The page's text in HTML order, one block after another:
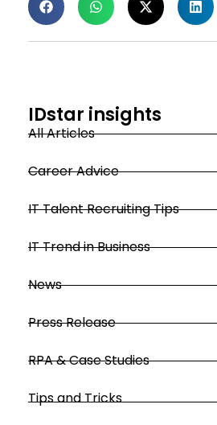
IDstar insights
All Articles
Career Advice
IT Talent Recruiting Tips
IT Trend in Business
News
Press Release
RPA & Case Studies
Tips and Tricks